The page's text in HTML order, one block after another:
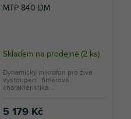
MTP 840 DM
Skladem na prodejně (2 ks)
5 179 Kč
Dynamický mikrofon pro živá
vystoupení. Směrová
charakteristika...